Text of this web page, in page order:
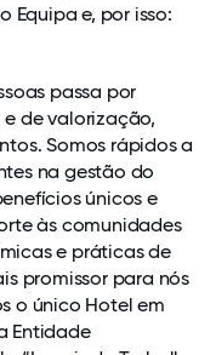
Equipa e, por isso:
passa por
de valorização,
Somos rápidos a
na gestão do
únicos e
às comunidades
e práticas de
promissor para nós
o único Hotel em
Entidade